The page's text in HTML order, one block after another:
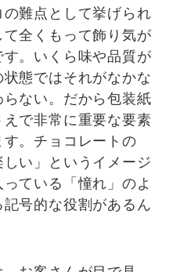
難点として挙げられ
全くもって飾り気が
。いくら味や品質が
態ではそれがなかな
ない。だから包装紙
で非常に重要な要素
。チョコレートの
しい」というイメージ
ている「憧れ」のよ
号的な役割があるん